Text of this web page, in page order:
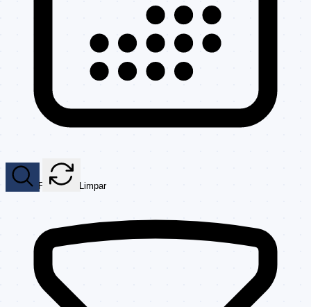
Filtrar Limpar